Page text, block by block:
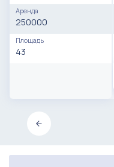
Аренда
250000
Площадь
43